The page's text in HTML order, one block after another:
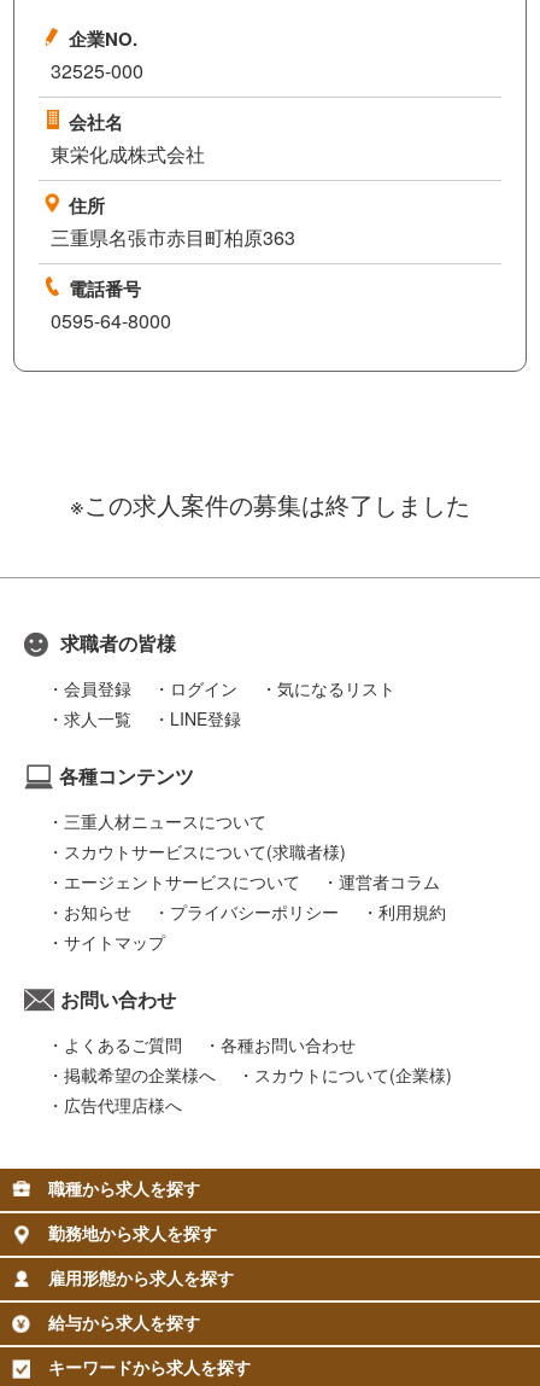
企業NO.
32525-000
会社名
東栄化成株式会社
住所
三重県名張市赤目町柏原363
電話番号
0595-64-8000
※この求人案件の募集は終了しました
求職者の皆様
会員登録 ログイン
気になるリスト
求人一覧
LINE登録
各種コンテンツ
三重人材ニュースについて
スカウトサービスについて(求職者様)
エージェントサービスについて
運営者コラム
お知らせ
プライバシーポリシー
利用規約
サイトマップ
お問い合わせ
よくあるご質問
各種お問い合わせ
掲載希望の企業様へ
スカウトについて(企業様)
広告代理店様へ
職種から求人を探す
勤務地から求人を探す
雇用形態から求人を探す
給与から求人を探す
キーワードから求人を探す